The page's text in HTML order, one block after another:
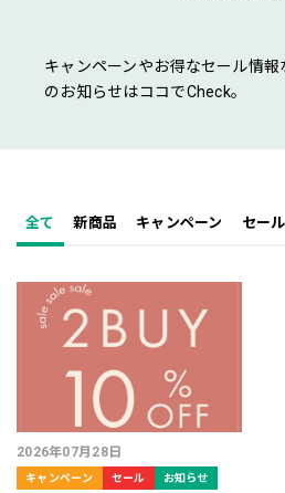
キャンペーンやお得なセール情報
のお知らせはココでCheck。
全て 新商品 キャンペーン セール
2026年07月28日
キャンペーン セール お知らせ